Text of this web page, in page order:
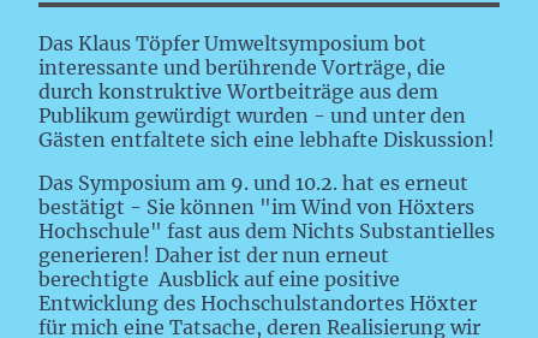
Das Klaus Töpfer Umweltsymposium bot
interessante und berührende Vorträge, die
durch konstruktive Wortbeiträge aus dem
Publikum gewürdigt wurden - und unter den
Gästen entfaltete sich eine lebhafte Diskussion!
Das Symposium am 9. und 10.2. hat es erneut
bestätigt - Sie können "im Wind von Höxters
Hochschule" fast aus dem Nichts Substantielles
generieren! Daher ist der nun erneut
berechtigte Ausblick auf eine positive
Entwicklung des Hochschulstandortes Höxter
für mich eine Tatsache, deren Realisierung wir